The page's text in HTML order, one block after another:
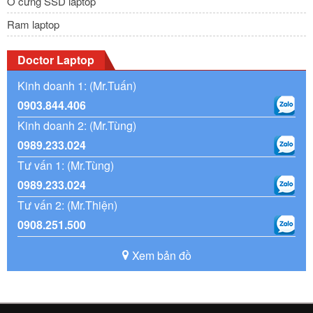
hàng đầu giúp bạn giải quyết triệt để các lỗi do pin của
Ram laptop
Doctor Laptop
Kinh doanh 1: (Mr.Tuấn)
0903.844.406
Kinh doanh 2: (Mr.Tùng)
0989.233.024
Tư vấn 1: (Mr.Tùng)
0989.233.024
Tư vấn 2: (Mr.Thiện)
0908.251.500
Xem bản đồ